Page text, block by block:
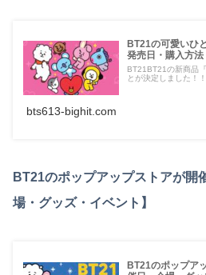
BT21の可愛いひ
発売日・購入方法
BT21BT21の新商品
とが決定しました！
bts613-bighit.com
BT21のポップアップストアが開
場・グッズ・イベント】
BT21のポップア